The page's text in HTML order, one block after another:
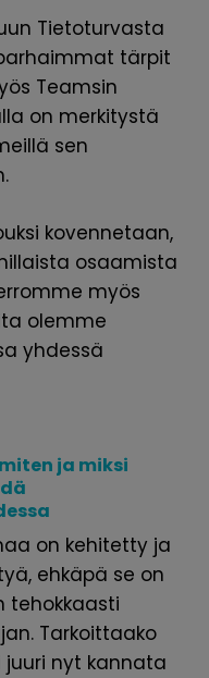
Tietoturvasta
tärpit
Teamsin
on merkitystä
sen
kovennetaan,
osaamista
myös
olemme
yhdessä
ja miksi
on kehitetty ja
ehkäpä se on
tehokkaasti
Tarkoittaako
juuri nyt kannata